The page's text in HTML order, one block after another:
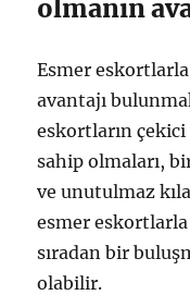
olmanın
Esmer
avantajı
eskortların
sahip olmaları,
ve unutulmaz
esmer eskortlarla
sıradan bir
olabilir.